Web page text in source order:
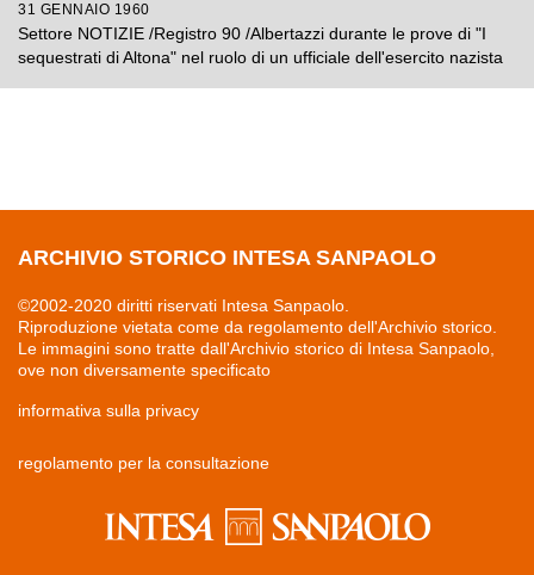
31 GENNAIO 1960
Settore NOTIZIE /Registro 90 /Albertazzi durante le prove di "I
sequestrati di Altona" nel ruolo di un ufficiale dell'esercito nazista
ARCHIVIO STORICO INTESA SANPAOLO
©2002-2020 diritti riservati Intesa Sanpaolo.
Riproduzione vietata come da regolamento dell'Archivio storico.
Le immagini sono tratte dall'Archivio storico di Intesa Sanpaolo,
ove non diversamente specificato
informativa sulla privacy
regolamento per la consultazione